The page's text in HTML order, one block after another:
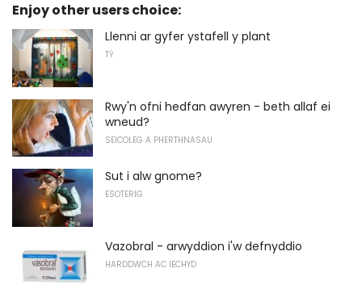
Enjoy other users choice:
Llenni ar gyfer ystafell y plant
TŶ
Rwy'n ofni hedfan awyren - beth allaf ei
wneud?
SEICOLEG A PHERTHNASAU
Sut i alw gnome?
ESOTERIG
Vazobral - arwyddion i'w defnyddio
HARDDWCH AC IECHYD